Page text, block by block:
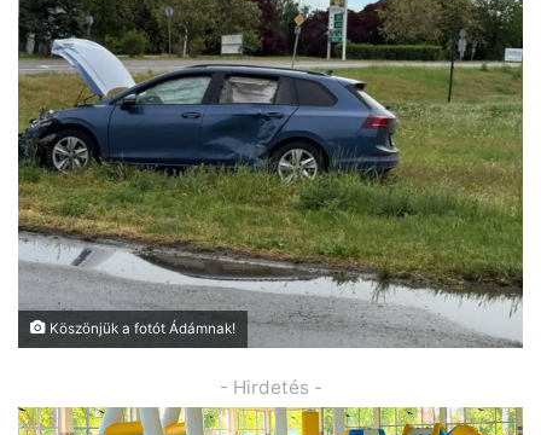
Köszönjük a fotót Ádámnak!
- Hirdetés -